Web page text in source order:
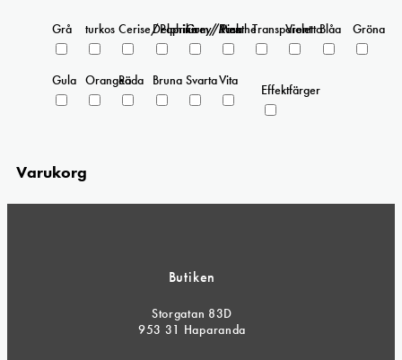
Grå turkos Cerise/Paprika
Delphinium/Menthe
Grey/Pink
Rosa Transparent
ViolettaBlåa Gröna
Gula OrangeaRöda Bruna SvartaVita
Effektfärger
Varukorg
Butiken
Storgatan 83D
953 31 Haparanda